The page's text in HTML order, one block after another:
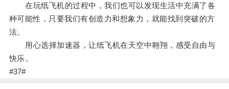
在玩纸飞机的过程中，我们也可以发现生活中充满了各
种可能性，只要我们有创造力和想象力，就能找到突破的方
法。
用心选择加速器，让纸飞机在天空中翱翔，感受自由与
快乐。
#37#